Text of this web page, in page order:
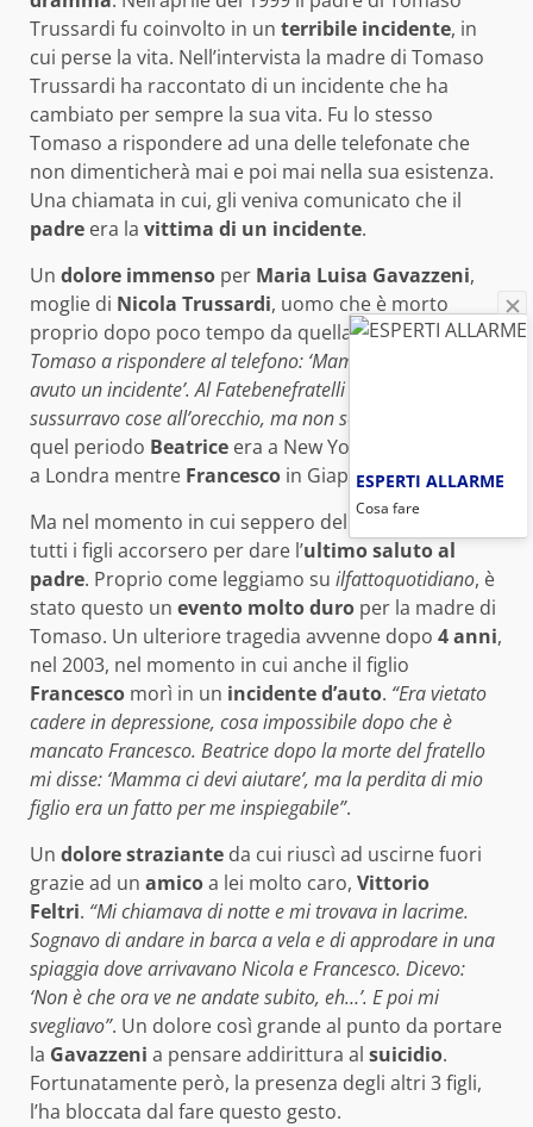
Trussardi fu coinvolto in un terribile incidente, in
cui perse la vita. Nell’intervista la madre di Tomaso
Trussardi ha raccontato di un incidente che ha
cambiato per sempre la sua vita. Fu lo stesso
Tomaso a rispondere ad una delle telefonate che
non dimenticherà mai e poi mai nella sua esistenza.
Una chiamata in cui, gli veniva comunicato che il
padre era la vittima di un incidente.
Un dolore immenso per Maria Luisa Gavazzeni,
moglie di Nicola Trussardi, uomo che è morto
proprio dopo poco tempo da quella telefonata.“Fu
Tomaso a rispondere al telefono: ‘Mamma, il papà ha
avuto un incidente’. Al Fatebenefratelli ricordo che gli
sussurravo cose all’orecchio, ma non sentiva più”
quel periodo Beatrice era a New York,
a Londra mentre Francesco in Giappone.
Ma nel momento in cui seppero dellatriste notizia
tutti i figli accorsero per dare l’ultimo saluto al
padre. Proprio come leggiamo su ilfattoquotidiano, è
stato questo un evento molto duro per la madre di
Tomaso. Un ulteriore tragedia avvenne dopo 4 anni,
nel 2003, nel momento in cui anche il figlio
Francesco morì in un incidente d’auto. “Era vietato
cadere in depressione, cosa impossibile dopo che è
mancato Francesco. Beatrice dopo la morte del fratello
mi disse: ‘Mamma ci devi aiutare’, ma la perdita di mio
figlio era un fatto per me inspiegabile”.
Un dolore straziante da cui riuscì ad uscirne fuori
grazie ad un amicoa lei molto caro, Vittorio
Feltri. “Mi chiamava di notte e mi trovava in lacrime.
Sognavo di andare in barca a vela e di approdare in una
spiaggia dove arrivavano Nicola e Francesco. Dicevo:
‘Non è che ora ve ne andate subito, eh…’. E poi mi
svegliavo”. Un dolore così grande al punto da portare
la Gavazzeni a pensare addirittura al suicidio.
Fortunatamente però, la presenza degli altri 3 figli,
l’ha bloccata dal fare questo gesto.
ESPERTI ALLARME
Cosa fare